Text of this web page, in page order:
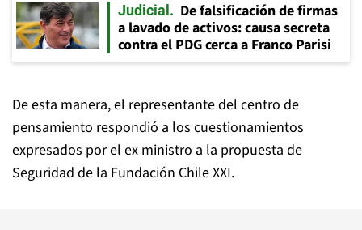
Judicial
De falsificación de firmas
a lavado de activos: causa secreta
contra el PDG cerca a Franco Parisi
De esta manera, el representante del centro de
pensamiento respondió a los cuestionamientos
expresados por el ex ministro a la propuesta de
Seguridad de la Fundación Chile XXI.